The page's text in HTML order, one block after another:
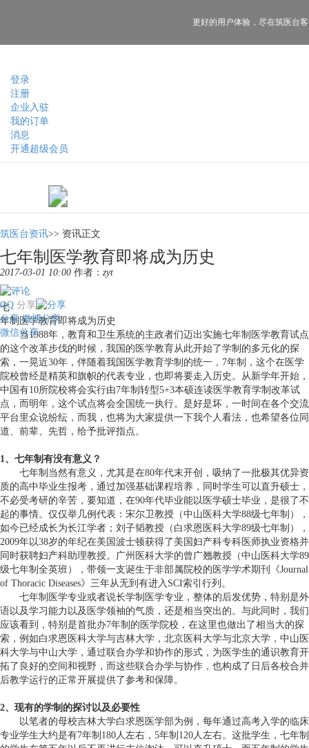
登录
注册
企业入驻
我的订单
消息
开通超级会员
更好的用户体验， 尽在筑医台
筑医台资讯>> 资讯正文
七年制医学教育即将成为历史
2017-03-01 10:00 作者： zyt
分享
QQ
分享 微博分享
微信分享
七
年制医学教育即将成为历史
当1988年，教育和卫生系统的主政者们迈出实施七年制医学教育试点
的这个改革步伐的时候，我国的医学教育从此开始了学制的多元化的探
索，一晃近30年，伴随着我国医学教育学制的统一，7年制，这个在医学
院校曾经是精英和旗帜的代表专业，也即将要走入历史。从新学年开始，
中国有10所院校将会实行由7年制转型5+3本硕连读医学教育学制改革试
点，而明年，这个试点将会全国统一执行。是好是坏，一时间在各个交流
平台里众说纷纭，而我，也将为大家提供一下我个人看法，也希望各位同
道、前辈、先哲，给予批评指点。
1、七年制有没有意义？
七年制当然有意义，尤其是在80年代末开创，吸纳了一批极其优异资
质的高中毕业生报考，通过加强基础课程培养，同时学生可以直升硕士，
不必受考研的辛苦，要知道，在90年代毕业能以医学硕士毕业，是很了不
起的事情。仅仅举几例代表：宋尔卫教授（中山医科大学88级七年制），
如今已经成长为长江学者；刘子韬教授（白求恩医科大学89级七年制），
2009年以38岁的年纪在美国波士顿获得了美国妇产科专科医师执业资格并
同时获聘妇产科助理教授。广州医科大学的曾广翘教授（中山医科大学89
级七年制全英班），带领一支诞生于非部属院校的医学学术期刊《Journal
of Thoracic Diseases》三年从无到有进入SCI索引行列。
七年制医学专业或者说长学制医学专业，整体的后发优势，特别是外
语以及学习能力以及医学领袖的气质，还是相当突出的。与此同时，我们
应该看到，特别是首批办7年制的医学院校，在这里也做出了相当大的探
索，例如白求恩医科大学与吉林大学，北京医科大学与北京大学，中山医
科大学与中山大学，通过联合办学和协作的形式，为医学生的通识教育开
拓了良好的空间和视野，而这些联合办学与协作，也构成了日后各校合并
后教学运行的正常开展提供了参考和保障。
2、现有的学制的探讨以及必要性
以笔者的母校吉林大学白求恩医学部为例，每年通过高考入学的临床
专业学生大约是有7年制180人左右，5年制120人左右。这批学生，七年制